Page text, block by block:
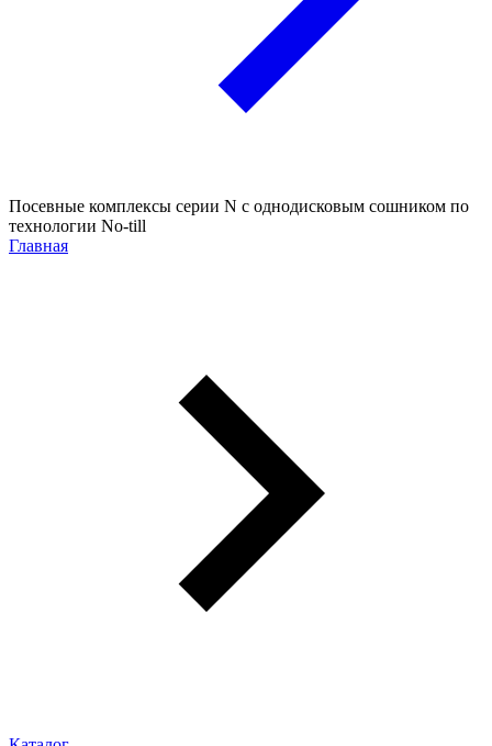
Посевные комплексы серии N с однодисковым сошником по
технологии No-till
Главная